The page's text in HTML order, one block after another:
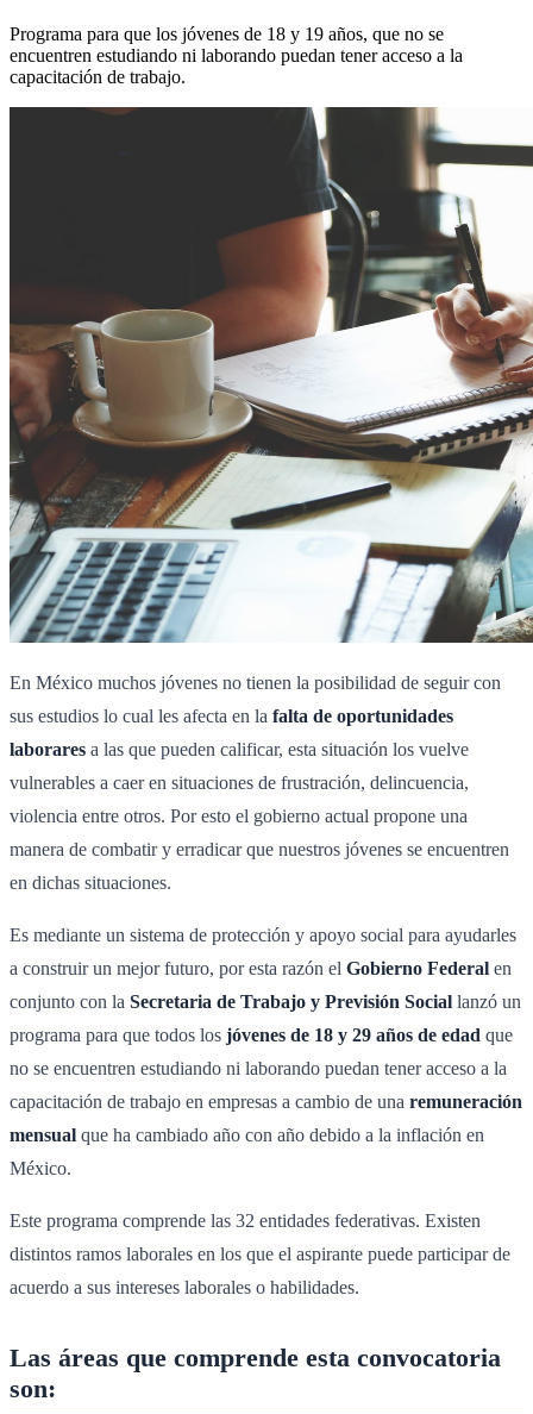
Programa para que los jóvenes de 18 y 19 años, que no se
encuentren estudiando ni laborando puedan tener acceso a la
capacitación de trabajo.
En México muchos jóvenes no tienen la posibilidad de seguir con
sus estudios lo cual les afecta en la falta de oportunidades
laborares a las que pueden calificar, esta situación los vuelve
vulnerables a caer en situaciones de frustración, delincuencia,
violencia entre otros. Por esto el gobierno actual propone una
manera de combatir y erradicar que nuestros jóvenes se encuentren
en dichas situaciones.
Es mediante un sistema de protección y apoyo social para ayudarles
a construir un mejor futuro, por esta razón el Gobierno Federal en
conjunto con la Secretaria de Trabajo y Previsión Social lanzó un
programa para que todos los jóvenes de 18 y 29 años de edad que
no se encuentren estudiando ni laborando puedan tener acceso a la
capacitación de trabajo en empresas a cambio de una remuneración
mensual que ha cambiado año con año debido a la inflación en
México.
Este programa comprende las 32 entidades federativas. Existen
distintos ramos laborales en los que el aspirante puede participar de
acuerdo a sus intereses laborales o habilidades.
Las áreas que comprende esta convocatoria
son: